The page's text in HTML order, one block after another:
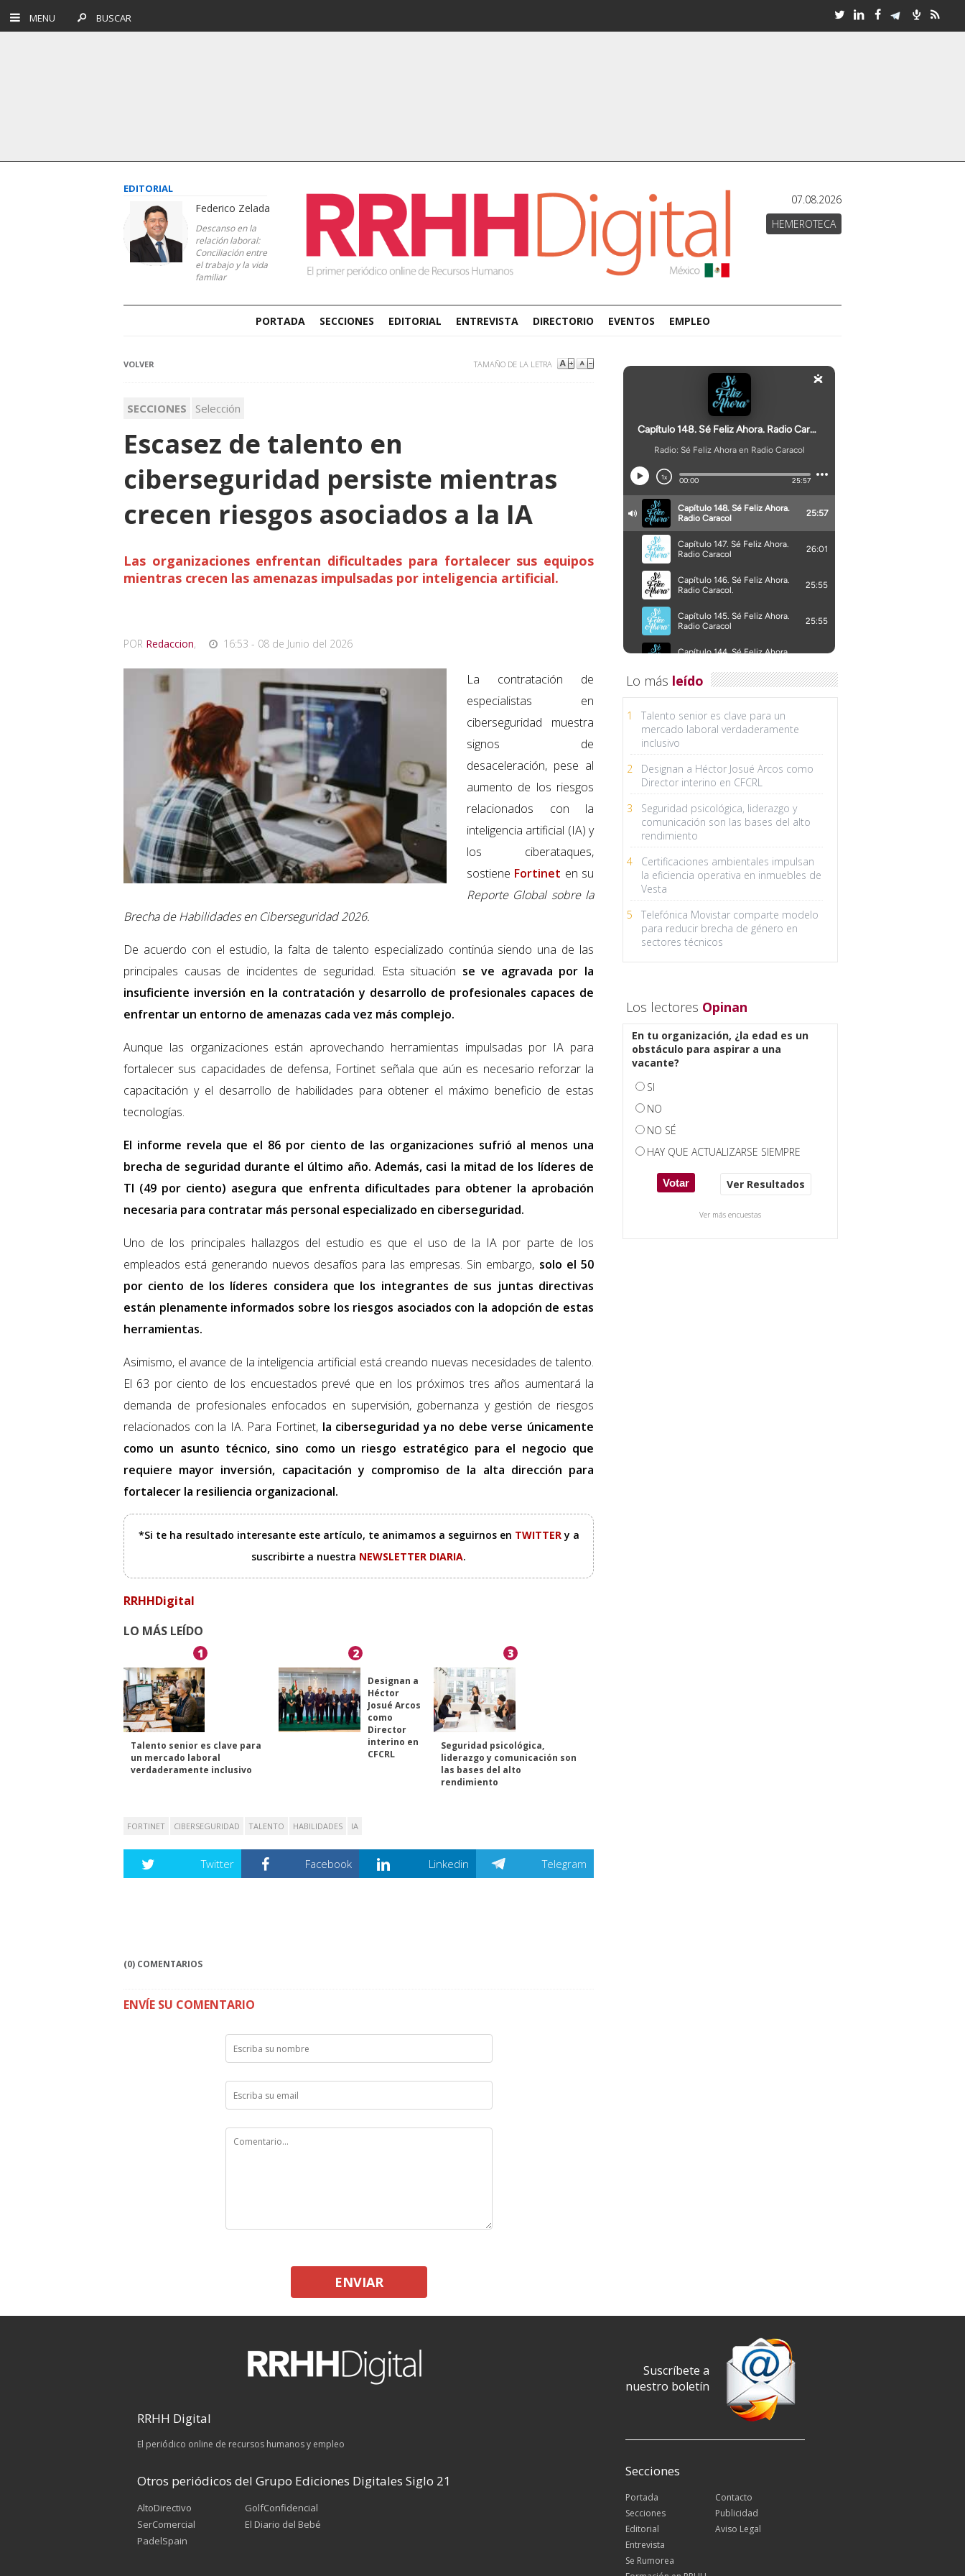
MENU BUSCAR
EDITORIAL
Federico Zelada
Descanso en la
relación laboral:
Conciliación entre
el trabajo y la vida
familiar
07.08.2026
HEMEROTECA
PORTADA SECCIONES EDITORIAL ENTREVISTA DIRECTORIO EVENTOS EMPLEO
VOLVER TAMAÑO DE LA LETRA
SECCIONES Selección
Escasez de talento en
ciberseguridad persiste mientras
crecen riesgos asociados a la IA
Las organizaciones enfrentan dificultades para fortalecer sus equipos
mientras crecen las amenazas impulsadas por inteligencia artificial.
POR Redaccion, 16:53 - 08 de Junio del 2026
La contratación de
especialistas en
ciberseguridad muestra
signos de
desaceleración, pese al
aumento de los riesgos
relacionados con la
inteligencia artificial (IA) y
los ciberataques,
sostiene Fortinet en su
Reporte Global sobre la
Brecha de Habilidades en Ciberseguridad 2026.
De acuerdo con el estudio, la falta de talento especializado continúa siendo una de las
principales causas de incidentes de seguridad. Esta situación se ve agravada por la
insuficiente inversión en la contratación y desarrollo de profesionales capaces de
enfrentar un entorno de amenazas cada vez más complejo.
Aunque las organizaciones están aprovechando herramientas impulsadas por IA para
fortalecer sus capacidades de defensa, Fortinet señala que aún es necesario reforzar la
capacitación y el desarrollo de habilidades para obtener el máximo beneficio de estas
tecnologías.
El informe revela que el 86 por ciento de las organizaciones sufrió al menos una
brecha de seguridad durante el último año. Además, casi la mitad de los líderes de
TI (49 por ciento) asegura que enfrenta dificultades para obtener la aprobación
necesaria para contratar más personal especializado en ciberseguridad.
Uno de los principales hallazgos del estudio es que el uso de la IA por parte de los
empleados está generando nuevos desafíos para las empresas. Sin embargo, solo el 50
por ciento de los líderes considera que los integrantes de sus juntas directivas
están plenamente informados sobre los riesgos asociados con la adopción de estas
herramientas.
Asimismo, el avance de la inteligencia artificial está creando nuevas necesidades de talento.
El 63 por ciento de los encuestados prevé que en los próximos tres años aumentará la
demanda de profesionales enfocados en supervisión, gobernanza y gestión de riesgos
relacionados con la IA. Para Fortinet, la ciberseguridad ya no debe verse únicamente
como un asunto técnico, sino como un riesgo estratégico para el negocio que
requiere mayor inversión, capacitación y compromiso de la alta dirección para
fortalecer la resiliencia organizacional.
*Si te ha resultado interesante este artículo, te animamos a seguirnos en TWITTERy a
suscribirte a nuestra NEWSLETTER DIARIA.
RRHHDigital
LO MÁS LEÍDO
1
Talento senior es clave para
un mercado laboral
verdaderamente inclusivo
2
Designan a
Héctor
Josué Arcos
como
Director
interino en
CFCRL
3
Seguridad psicológica,
liderazgo y comunicación son
las bases del alto
rendimiento
FORTINET CIBERSEGURIDAD TALENTO HABILIDADES IA
Twitter Facebook Linkedin Telegram
(0) COMENTARIOS
ENVÍE SU COMENTARIO
ENVIAR
Lo más leído
1
Talento senior es clave para un
mercado laboral verdaderamente
inclusivo
2
Designan a Héctor Josué Arcos como
Director interino en CFCRL
3
Seguridad psicológica, liderazgo y
comunicación son las bases del alto
rendimiento
4
Certificaciones ambientales impulsan
la eficiencia operativa en inmuebles de
Vesta
5
Telefónica Movistar comparte modelo
para reducir brecha de género en
sectores técnicos
Los lectores Opinan
En tu organización, ¿la edad es un
obstáculo para aspirar a una
vacante?
SI
NO
NO SÉ
HAY QUE ACTUALIZARSE SIEMPRE
Ver Resultados
Ver más encuestas
RRHH Digital
El periódico online de recursos humanos y empleo
Otros periódicos del Grupo Ediciones Digitales Siglo 21
AltoDirectivo
SerComercial
PadelSpain
GolfConfidencial
El Diario del Bebé
Suscríbete a
nuestro boletín
Secciones
Portada
Secciones
Editorial
Entrevista
Se Rumorea
Contacto
Publicidad
Aviso Legal